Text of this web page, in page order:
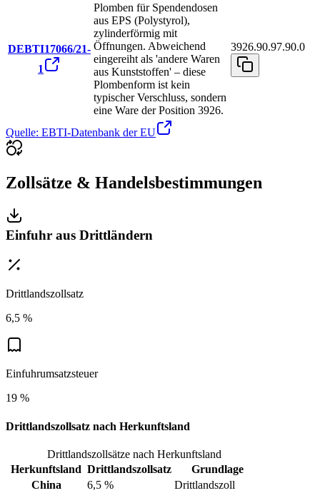
DEBTI17066/21-
1
Plomben für Spendendosen
aus EPS (Polystyrol),
zylinderförmig mit
Öffnungen. Abweichend
eingereiht als 'andere Waren
aus Kunststoffen' – diese
Plombenform ist kein
typischer Verschluss, sondern
eine Ware der Position 3926.
3926.90.97.90.0
Quelle: EBTI-Datenbank der EU
Zollsätze & Handelsbestimmungen
Einfuhr aus Drittländern
Drittlandszollsatz
6,5 %
Einfuhrumsatzsteuer
19 %
Drittlandszollsatz nach Herkunftsland
Drittlandszollsätze nach Herkunftsland
Herkunftsland Drittlandszollsatz
Grundlage
China
6,5 %
Drittlandszoll